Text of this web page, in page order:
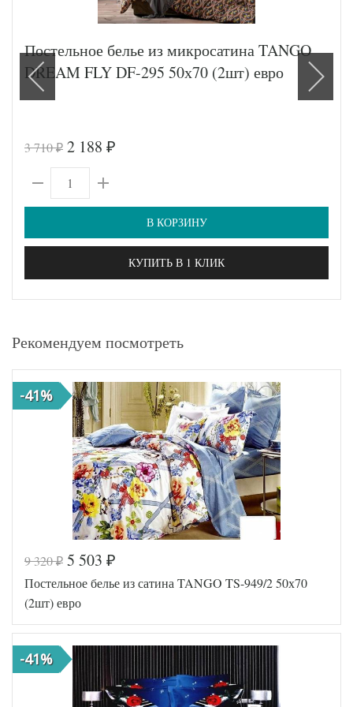
Постельное белье из микросатина TANGO
DREAM FLY DF-295 50х70 (2шт) евро
3 710₽ 2 188 ₽
В КОРЗИНУ
КУПИТЬ В 1 КЛИК
Рекомендуем посмотреть
-41%
9 320₽ 5 503 ₽
Постельное белье из сатина TANGO TS-949/2 50х70
(2шт) евро
-41%